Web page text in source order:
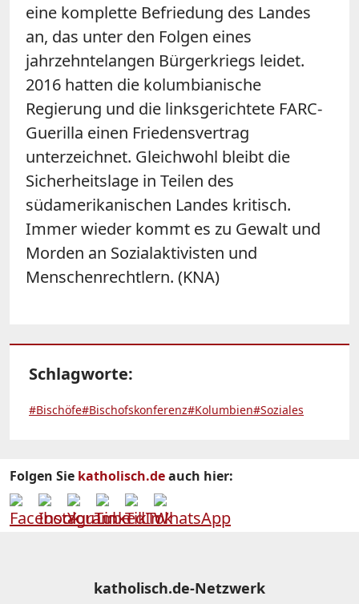
eine komplette Befriedung des Landes
an, das unter den Folgen eines
jahrzehntelangen Bürgerkriegs leidet.
2016 hatten die kolumbianische
Regierung und die linksgerichtete FARC-
Guerilla einen Friedensvertrag
unterzeichnet. Gleichwohl bleibt die
Sicherheitslage in Teilen des
südamerikanischen Landes kritisch.
Immer wieder kommt es zu Gewalt und
Morden an Sozialaktivisten und
Menschenrechtlern. (KNA)
Schlagworte:
#Bischöfe#Bischofskonferenz#Kolumbien#Soziales
Folgen Sie katholisch.deauch hier:
katholisch.de-Netzwerk